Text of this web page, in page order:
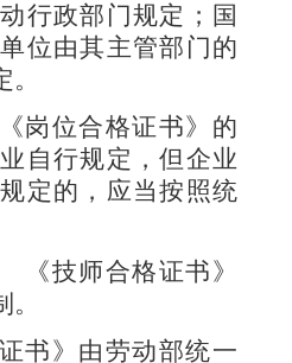
行政部门规定；国
位由其主管部门的
岗位合格证书》的
自行规定，但企业
定的，应当按照统
《技师合格证书》
书》由劳动部统一